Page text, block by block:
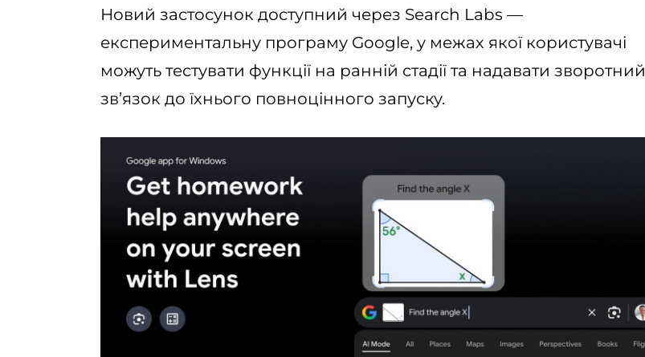
Новий застосунок доступний через Search Labs —
експериментальну програму Google, у межах якої користувачі
можуть тестувати функції на ранній стадії та надавати зворотний
зв’язок до їхнього повноцінного запуску.